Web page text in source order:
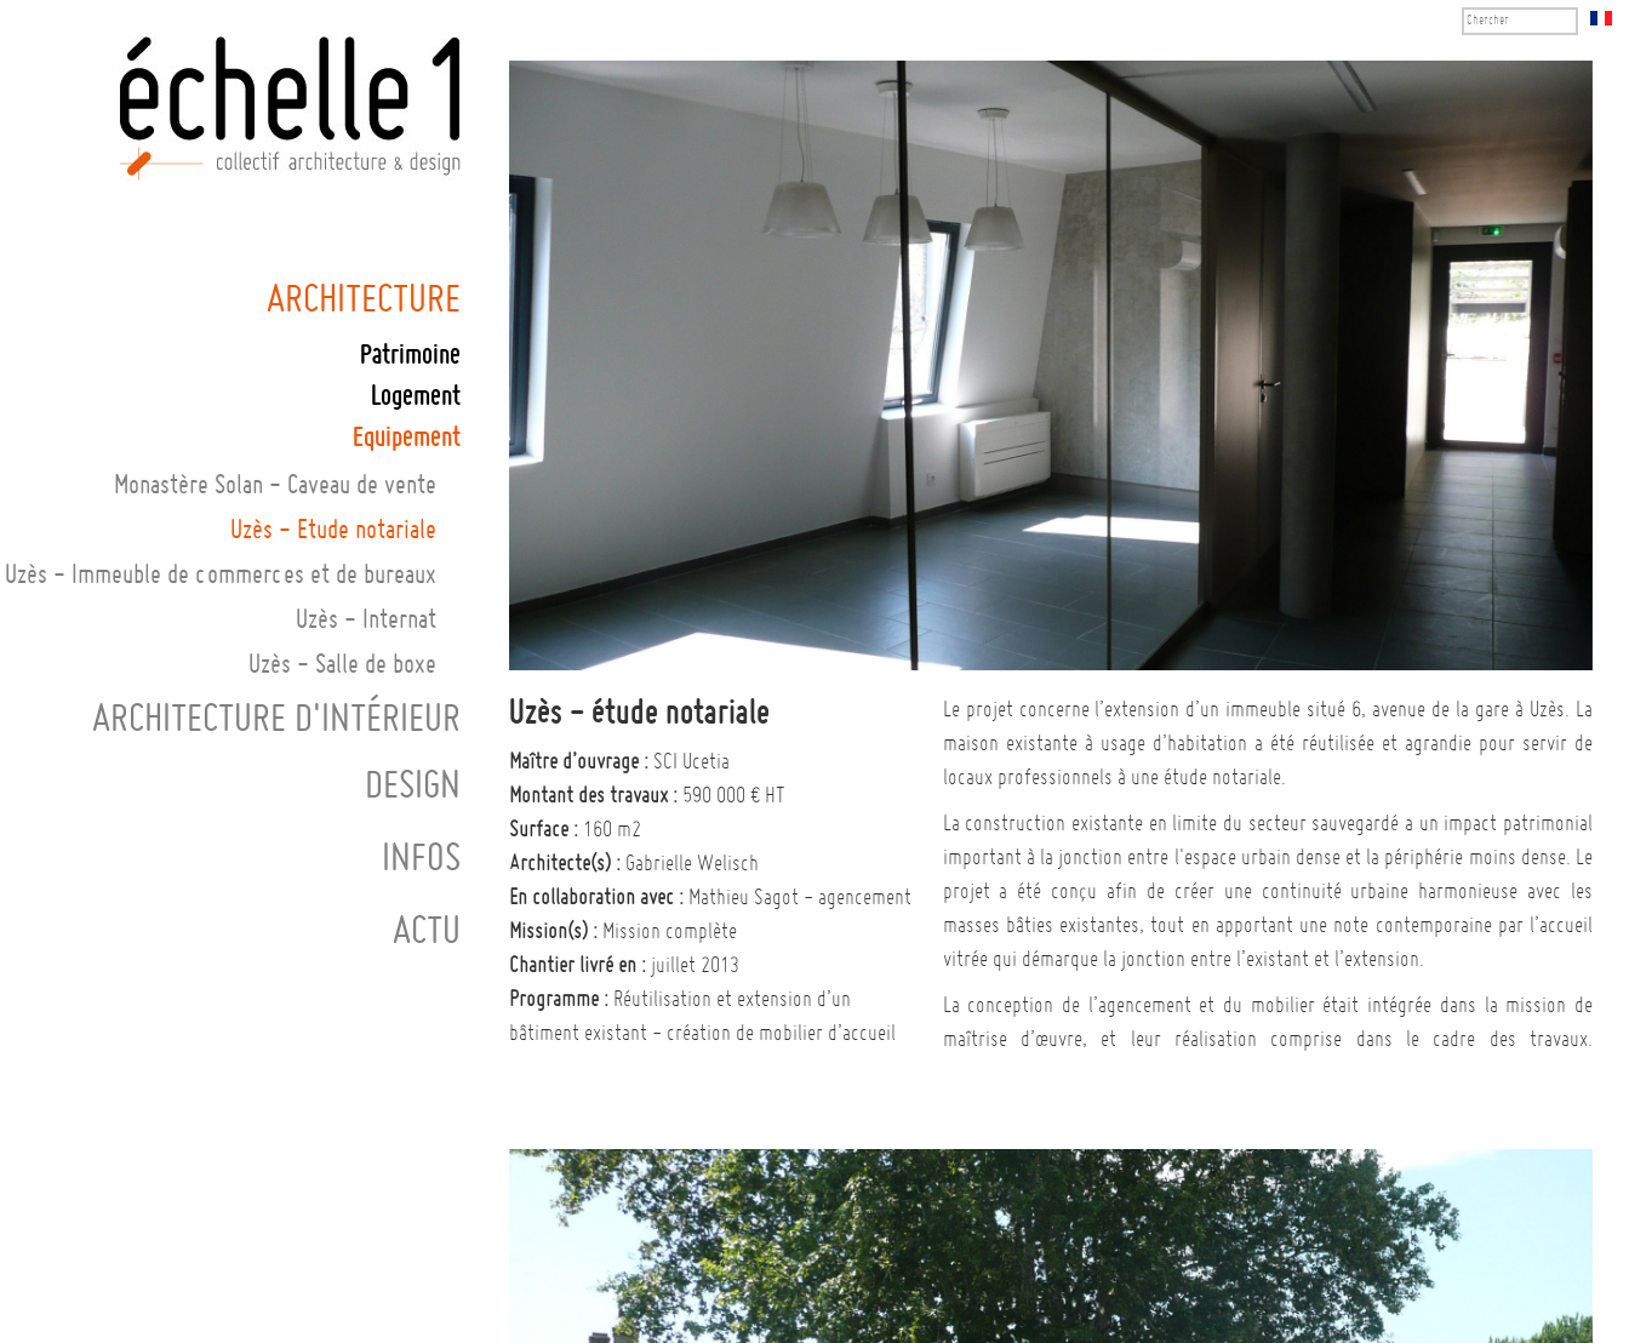
ARCHITECTURE
Patrimoine
Logement
Equipement
Monastère Solan - Caveau de vente
Uzès - Etude notariale
Uzès - Immeuble de commerces et de bureaux
Uzès - Internat
Uzès - Salle de boxe
ARCHITECTURE D'INTÉRIEUR
DESIGN
INFOS
ACTU
Uzès - étude notariale
Maître d’ouvrage : SCI Ucetia
Montant des travaux : 590 000 € HT
Surface : 160 m2
Architecte(s) : Gabrielle Welisch
En collaboration avec : Mathieu Sagot - agencement
Mission(s) : Mission complète
Chantier livré en : juillet 2013
Programme : Réutilisation et extension d’un
bâtiment existant - création de mobilier d’accueil
Le projet concerne l’extension d’un immeuble situé 6, avenue de la gare à Uzès. La
maison existante à usage d’habitation a été réutilisée et agrandie pour servir de
locaux professionnels à une étude notariale.
La construction existante en limite du secteur sauvegardé a un impact patrimonial
important à la jonction entre l'espace urbain dense et la périphérie moins dense. Le
projet a été conçu afin de créer une continuité urbaine harmonieuse avec les
masses bâties existantes, tout en apportant une note contemporaine par l’accueil
vitrée qui démarque la jonction entre l’existant et l’extension.
La conception de l’agencement et du mobilier était intégrée dans la mission de
maîtrise d’œuvre, et leur réalisation comprise dans le cadre des travaux.